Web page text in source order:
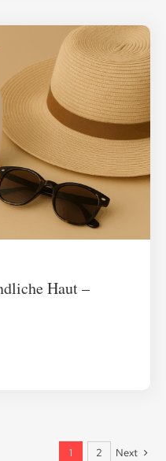
Haut –
1 2 Next